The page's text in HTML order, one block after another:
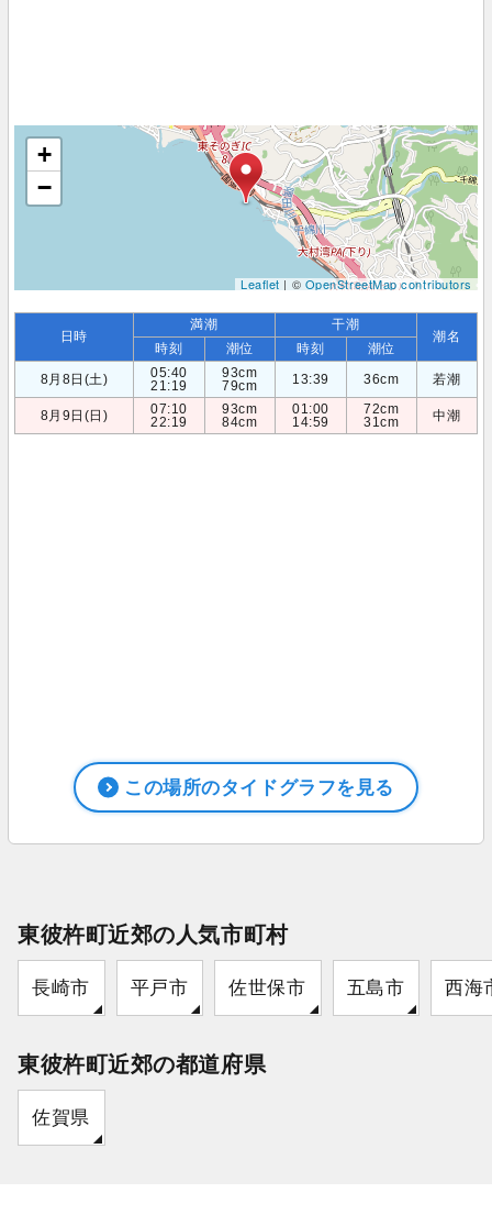
+
−
Leaflet| ©OpenStreetMap contributors
日時
満潮 干潮
潮名
時刻 潮位 時刻
潮位
8月8日(土)
05:40
21:19
93cm
79cm
13:39 36cm 若潮
8月9日(日)
07:10
22:19
93cm
84cm
01:00
14:59
72cm
31cm
中潮
この場所のタイドグラフを見る
東彼杵町近郊の人気市町村
長崎市 平戸市 佐世保市 五島市 西海
東彼杵町近郊の都道府県
佐賀県